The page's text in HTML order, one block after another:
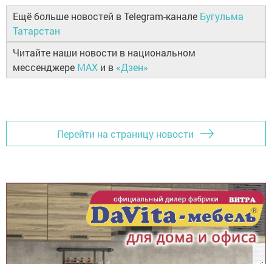
Ещё больше новостей в Telegram-канале Бугульма
Татарстан
Читайте наши новости в национальном
мессенджере MAX и в «Дзен»
Перейти на страницу новости